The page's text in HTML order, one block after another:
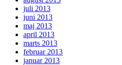
juli 2013
juni 2013
maj 2013
april 2013
marts 2013
februar 2013
januar 2013